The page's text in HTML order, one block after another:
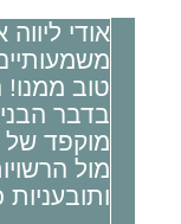
אודי
משמעותיים
טוב ממנו!
בדבר
מוקפד של
מול
ותובעניות